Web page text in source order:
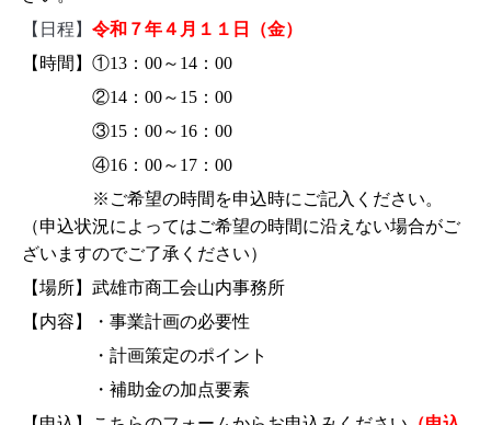
【日程】 令和７年４月１１日（金）
【時間】①13：00～14：00
②14：00～15：00
③15：00～16：00
④16：00～17：00
※ご希望の時間を申込時にご記入ください。
（申込状況によってはご希望の時間に沿えない場合がご
ざいますのでご了承ください）
【場所】武雄市商工会山内事務所
【内容】・事業計画の必要性
・計画策定のポイント
・補助金の加点要素